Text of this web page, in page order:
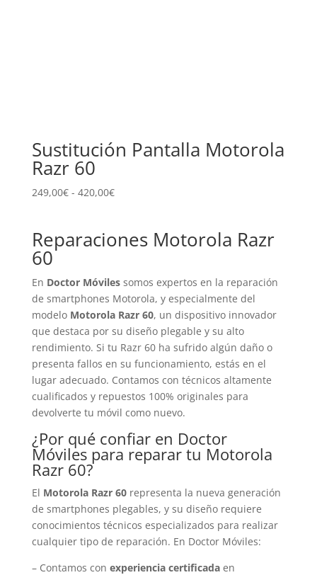
Sustitución Pantalla Motorola
Razr 60
249,00€ - 420,00€Rango
desde
420,00€
Reparaciones Motorola Razr
60
En Doctor Móvilessomos expertos en la reparación
de smartphones Motorola, y especialmente del
modelo Motorola Razr 60, un dispositivo innovador
que destaca por su diseño plegable y su alto
rendimiento. Si tu Razr 60 ha sufrido algún daño o
presenta fallos en su funcionamiento, estás en el
lugar adecuado. Contamos con técnicos altamente
cualificados y repuestos 100% originales para
devolverte tu móvil como nuevo.
¿Por qué confiar en Doctor
Móviles para reparar tu Motorola
Razr 60?
El Motorola Razr 60representa la nueva generación
de smartphones plegables, y su diseño requiere
conocimientos técnicos especializados para realizar
cualquier tipo de reparación. En Doctor Móviles:
– Contamos con experiencia certificadaen